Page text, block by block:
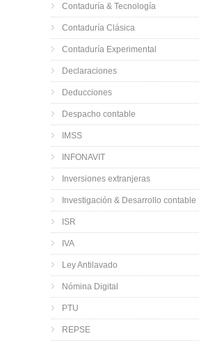
Contaduría & Tecnología
Contaduría Clásica
Contaduría Experimental
Declaraciones
Deducciones
Despacho contable
IMSS
INFONAVIT
Inversiones extranjeras
Investigación & Desarrollo contable
ISR
IVA
Ley Antilavado
Nómina Digital
PTU
REPSE